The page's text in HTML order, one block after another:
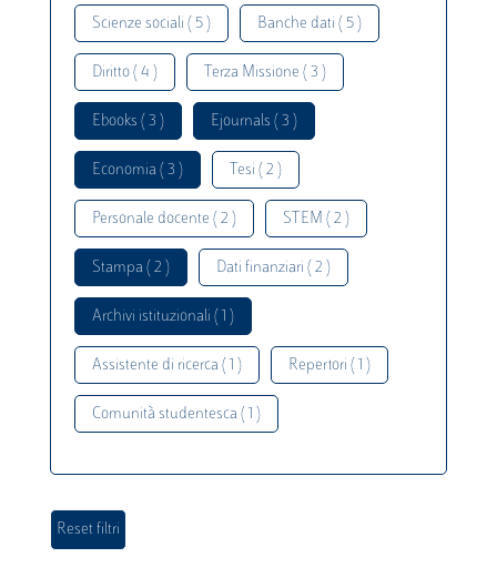
Scienze sociali ( 5 ) Banche dati ( 5 )
Diritto ( 4 ) Terza Missione ( 3 )
Ebooks ( 3 ) Ejournals ( 3 )
Economia ( 3 ) Tesi ( 2 )
Personale docente ( 2 ) STEM ( 2 )
Stampa ( 2 ) Dati finanziari ( 2 )
Archivi istituzionali ( 1 )
Assistente di ricerca ( 1 ) Repertori ( 1 )
Comunità studentesca ( 1 )